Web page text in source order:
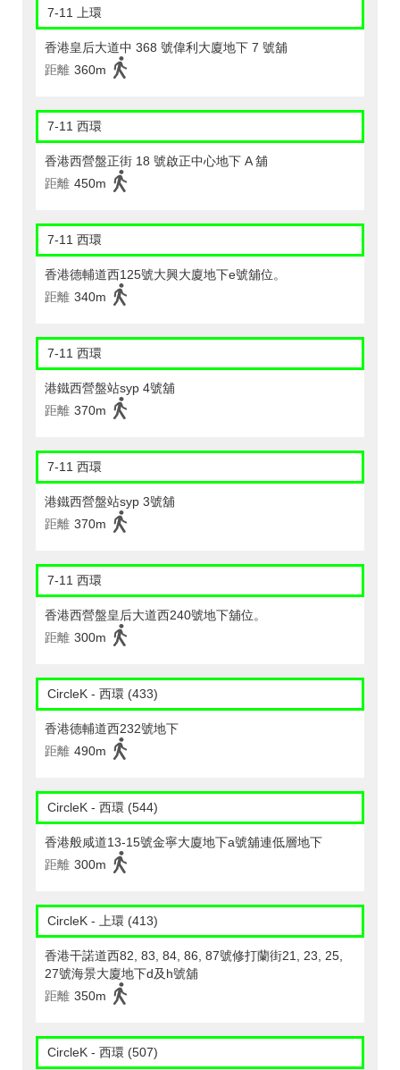
7-11 上環
香港皇后大道中 368 號偉利大廈地下 7 號舖
距離 360m
7-11 西環
香港西營盤正街 18 號啟正中心地下 A 舖
距離 450m
7-11 西環
香港德輔道西125號大興大廈地下e號舖位。
距離 340m
7-11 西環
港鐵西營盤站syp 4號舖
距離 370m
7-11 西環
港鐵西營盤站syp 3號舖
距離 370m
7-11 西環
香港西營盤皇后大道西240號地下舖位。
距離 300m
CircleK - 西環 (433)
香港德輔道西232號地下
距離 490m
CircleK - 西環 (544)
香港般咸道13-15號金寧大廈地下a號舖連低層地下
距離 300m
CircleK - 上環 (413)
香港干諾道西82, 83, 84, 86, 87號修打蘭街21, 23, 25,
27號海景大廈地下d及h號舖
距離 350m
CircleK - 西環 (507)